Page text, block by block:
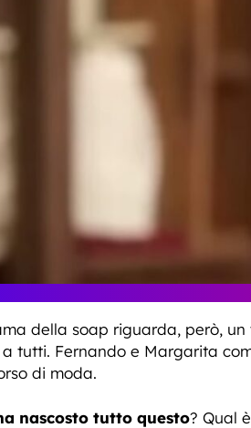
della soap riguarda, però, un
tutti. Fernando e Margarita
di moda.
nascosto tutto questo? Qual